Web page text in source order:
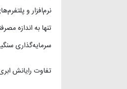
نرم‌افزار و
سرمایه‌گذاری
تفاوت رایانش